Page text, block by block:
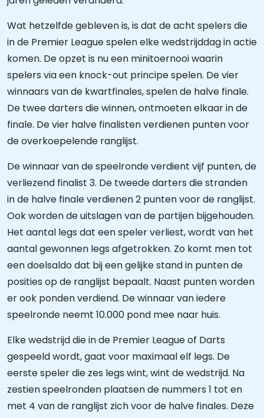
Wat hetzelfde gebleven is, is dat de acht spelers die
in de Premier League spelen elke wedstrijddag in actie
komen. De opzet is nu een minitoernooi waarin
spelers via een knock-out principe spelen. De vier
winnaars van de kwartfinales, spelen de halve finale.
De twee darters die winnen, ontmoeten elkaar in de
finale. De vier halve finalisten verdienen punten voor
de overkoepelende ranglijst.
De winnaar van de speelronde verdient vijf punten, de
verliezend finalist 3. De tweede darters die stranden
in de halve finale verdienen 2 punten voor de ranglijst.
Ook worden de uitslagen van de partijen bijgehouden.
Het aantal legs dat een speler verliest, wordt van het
aantal gewonnen legs afgetrokken. Zo komt men tot
een doelsaldo dat bij een gelijke stand in punten de
posities op de ranglijst bepaalt. Naast punten worden
er ook ponden verdiend. De winnaar van iedere
speelronde neemt 10.000 pond mee naar huis.
Elke wedstrijd die in de Premier League of Darts
gespeeld wordt, gaat voor maximaal elf legs. De
eerste speler die zes legs wint, wint de wedstrijd. Na
zestien speelronden plaatsen de nummers 1 tot en
met 4 van de ranglijst zich voor de halve finales. Deze